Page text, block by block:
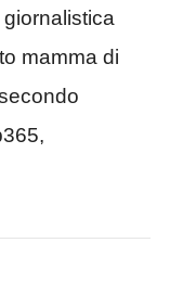
giornalistica
mamma di